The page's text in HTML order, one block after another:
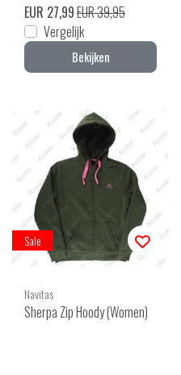
EUR 27,99EUR 39,95
Vergelijk
Bekijken
Sale
Navitas
Sherpa Zip Hoody (Women)